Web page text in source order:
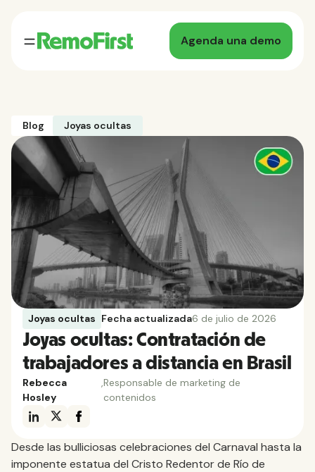
Agenda una demo
Blog Joyas ocultas
Joyas ocultas Fecha actualizada6 de julio de 2026
Joyas ocultas: Contratación de
trabajadores a distancia en Brasil
Rebecca
Hosley
Responsable de marketing de
contenidos
Desde las bulliciosas celebraciones del Carnaval hasta la
imponente estatua del Cristo Redentor de Río de